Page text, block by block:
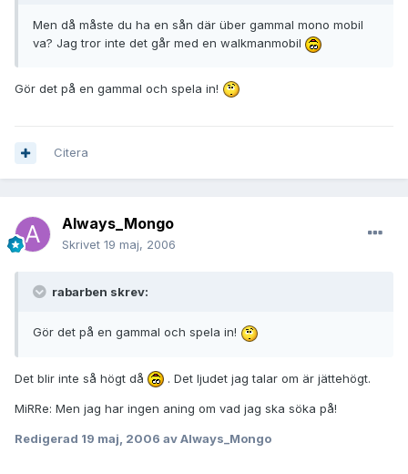
Men då måste du ha en sån där über gammal mono mobil
va? Jag tror inte det går med en walkmanmobil
Gör det på en gammal och spela in!
Citera
Always_Mongo
Skrivet 19 maj, 2006
rabarben skrev:
Gör det på en gammal och spela in!
Det blir inte så högt då . Det ljudet jag talar om är jättehögt.
MiRRe: Men jag har ingen aning om vad jag ska söka på!
Redigerad 19 maj, 2006 av Always_Mongo